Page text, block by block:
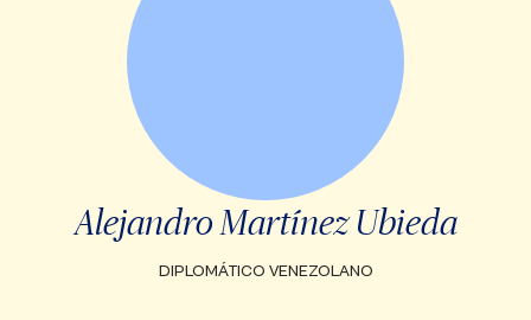
Alejandro Martínez Ubieda
DIPLOMÁTICO VENEZOLANO